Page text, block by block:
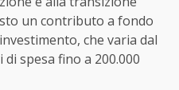
un contributo a fondo
che varia dal
spesa fino a 200.000